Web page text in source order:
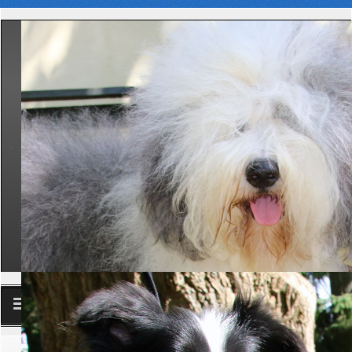
Aktuelle Seite: Termine Ausstellungen Meldeschlüsse